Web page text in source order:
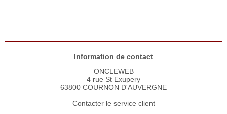
Information de contact
ONCLEWEB
4 rue St Exupery
63800 COURNON D'AUVERGNE
Contacter le service client